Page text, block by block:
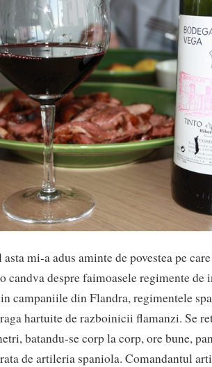
mi-a adus aminte de povestea pe
candva despre faimoasele regimente
campaniile din Flandra, regimentele
hartuite de razboinicii flamanzi. Se
batandu-se corp la corp, ore bune,
de artileria spaniola. Comandantul